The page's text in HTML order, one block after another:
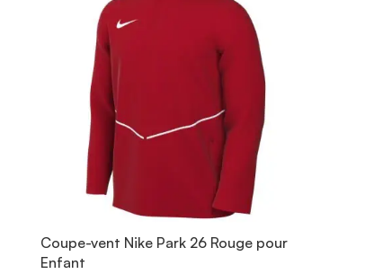
Coupe-vent Nike Park 26 Rouge pour
Enfant